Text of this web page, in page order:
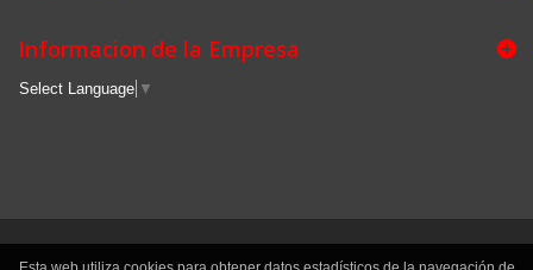
Informacion de la Empresa
Select Language ▼